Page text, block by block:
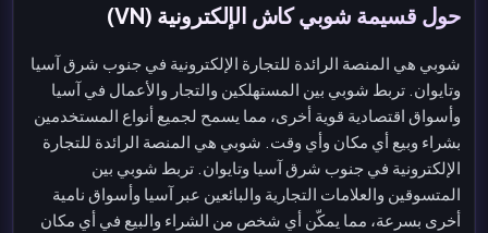
حول قسيمة شوبي كاش الإلكترونية (VN)
شوبي هي المنصة الرائدة للتجارة الإلكترونية في جنوب شرق آسيا
وتايوان. تربط شوبي بين المستهلكين والتجار والأعمال في آسيا
وأسواق اقتصادية قوية أخرى، مما يسمح لجميع أنواع المستخدمين
بشراء وبيع أي مكان وأي وقت. شوبي هي المنصة الرائدة للتجارة
الإلكترونية في جنوب شرق آسيا وتايوان. تربط شوبي بين
المتسوقين والعلامات التجارية والبائعين عبر آسيا وأسواق نامية
أخرى بسرعة، مما يمكّن أي شخص من الشراء والبيع في أي مكان